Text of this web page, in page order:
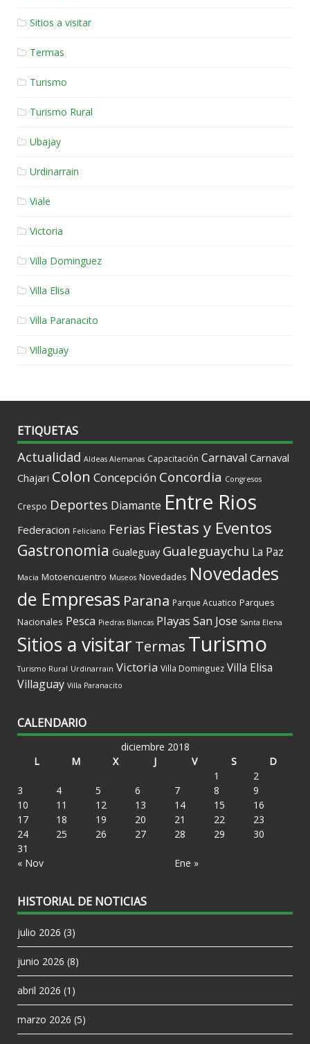
Sitios a visitar
Termas
Turismo
Turismo Rural
Ubajay
Urdinarrain
Viale
Victoria
Villa Dominguez
Villa Elisa
Villa Paranacito
Villaguay
ETIQUETAS
Actualidad Aldeas Alemanas Capacitación Carnaval Carnaval
Chajari Colon Concepción Concordia Congresos
Crespo Deportes Diamante Entre Rios
Federacion Feliciano Ferias Fiestas y Eventos
Gastronomia Gualeguay Gualeguaychu La Paz
Macia Motoencuentro Museos Novedades Novedades
de Empresas Parana Parque Acuatico Parques
Nacionales Pesca Piedras Blancas Playas San Jose Santa Elena
Sitios a visitarTermas Turismo
Turismo Rural Urdinarrain Victoria Villa Dominguez Villa Elisa
Villaguay Villa Paranacito
CALENDARIO
diciembre 2018
L
M X J V S D
« Nov Ene »
1
2
3
4 5 6 7 8
9
10
11 12 13 14 15
16
17
18 19 20 21 22
23
24
25 26 27 28 29
30
31
HISTORIAL DE NOTICIAS
julio 2026 (3)
junio 2026 (8)
abril 2026 (1)
marzo 2026 (5)